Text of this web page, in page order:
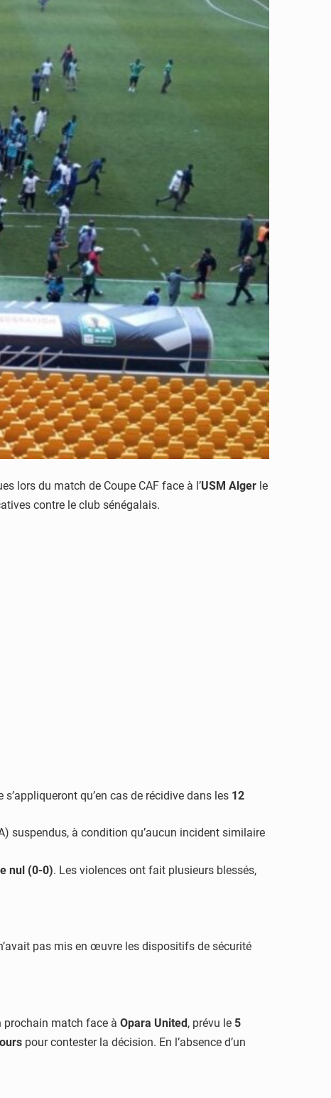
lors du match de Coupe CAF face à l’USM Alger le
contre le club sénégalais.
qu’en cas de récidive dans les 12
suspendus, à condition qu’aucun incident similaire
nul (0-0). Les violences ont fait plusieurs blessés,
pas mis en œuvre les dispositifs de sécurité
prochain match face à Opara United, prévu le 5
pour contester la décision. En l’absence d’un